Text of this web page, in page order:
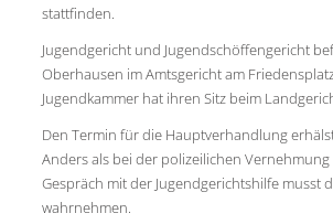
stattfinden.
Jugendgericht und Jugendschöffengericht
Oberhausen im Amtsgericht am
Jugendkammer hat ihren Sitz beim
Den Termin für die Hauptverhandlung
Anders als bei der polizeilichen
Gespräch mit der Jugendgerichtshilfe musst
wahrnehmen.